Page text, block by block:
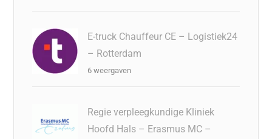
E-truck Chauffeur CE – Logistiek24
– Rotterdam
6 weergaven
Regie verpleegkundige Kliniek
Hoofd Hals – Erasmus MC –